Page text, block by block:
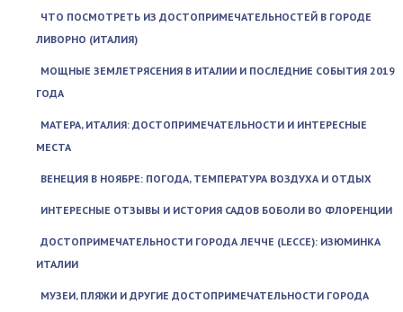
ЧТО ПОСМОТРЕТЬ ИЗ ДОСТОПРИМЕЧАТЕЛЬНОСТЕЙ В ГОРОДЕ
ЛИВОРНО (ИТАЛИЯ)
МОЩНЫЕ ЗЕМЛЕТРЯСЕНИЯ В ИТАЛИИ И ПОСЛЕДНИЕ СОБЫТИЯ 2019
ГОДА
МАТЕРА, ИТАЛИЯ: ДОСТОПРИМЕЧАТЕЛЬНОСТИ И ИНТЕРЕСНЫЕ
МЕСТА
ВЕНЕЦИЯ В НОЯБРЕ: ПОГОДА, ТЕМПЕРАТУРА ВОЗДУХА И ОТДЫХ
ИНТЕРЕСНЫЕ ОТЗЫВЫ И ИСТОРИЯ САДОВ БОБОЛИ ВО ФЛОРЕНЦИИ
ДОСТОПРИМЕЧАТЕЛЬНОСТИ ГОРОДА ЛЕЧЧЕ (LECCE): ИЗЮМИНКА
ИТАЛИИ
МУЗЕИ, ПЛЯЖИ И ДРУГИЕ ДОСТОПРИМЕЧАТЕЛЬНОСТИ ГОРОДА